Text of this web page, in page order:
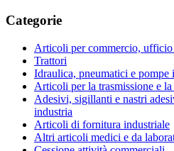
Categorie
Articoli per commercio, ufficio
Trattori
Idraulica, pneumatici e pompe
Articoli per la trasmissione e
Adesivi, sigillanti e nastri
industria
Articoli di fornitura industriale
Altri articoli medici e da